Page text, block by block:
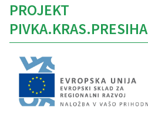
PROJEKT
PIVKA.KRAS.PRESIHA